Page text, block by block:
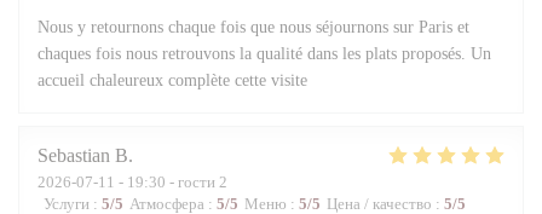
Nous y retournons chaque fois que nous séjournons sur Paris et
chaques fois nous retrouvons la qualité dans les plats proposés. Un
accueil chaleureux complète cette visite
Sebastian B
2026-07-11 - 19:30 - гости 2
Услуги : 5/5 Атмосфера : 5/5 Меню : 5/5 Цена / качество : 5/5